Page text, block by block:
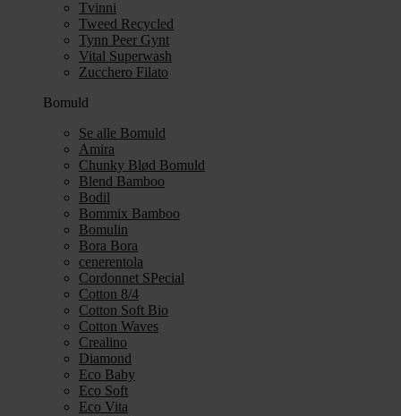
Tvinni
Tweed Recycled
Tynn Peer Gynt
Vital Superwash
Zucchero Filato
Bomuld
Se alle Bomuld
Amira
Chunky Blød Bomuld
Blend Bamboo
Bodil
Bommix Bamboo
Bomulin
Bora Bora
cenerentola
Cordonnet SPecial
Cotton 8/4
Cotton Soft Bio
Cotton Waves
Crealino
Diamond
Eco Baby
Eco Soft
Eco Vita